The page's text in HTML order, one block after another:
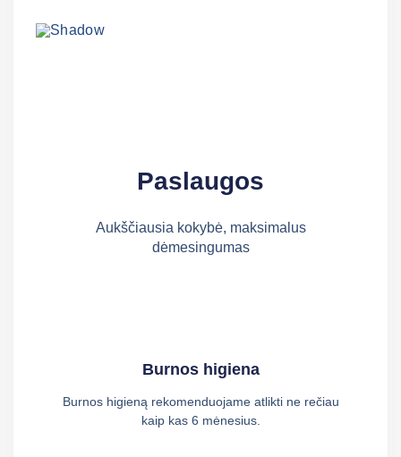
Paslaugos
Aukščiausia kokybė, maksimalus
dėmesingumas
Burnos higiena
Burnos higieną rekomenduojame atlikti ne rečiau
kaip kas 6 mėnesius.